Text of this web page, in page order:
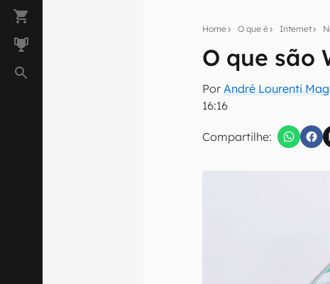
Home O que é Internet
O que são
PorAndré Lourenti
16:16
Compartilhe:
Seu
Assine a
E-mail
Confirmo que li,